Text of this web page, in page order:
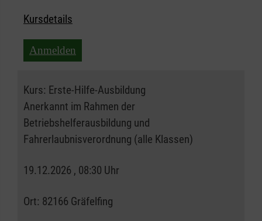
Kursdetails
Anmelden
Kurs: Erste-Hilfe-Ausbildung
Anerkannt im Rahmen der
Betriebshelferausbildung und
Fahrerlaubnisverordnung (alle Klassen)
19.12.2026 , 08:30 Uhr
Ort: 82166 Gräfelfing